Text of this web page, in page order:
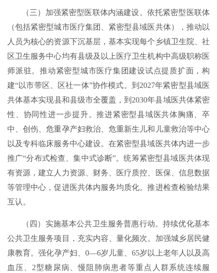
（三）加强紧密型医联体内涵建设。依托紧密型医联体
（包括紧密型城市医疗集团、紧密型县域医共体），推动以
人员为核心的资源下沉基层，基本实现每个乡镇卫生院、社
区卫生服务中心均有县级及以上医疗卫生机构中高级职称医
师派驻。推动紧密型城市医疗集团建设试点提质扩面，构
建“以市带区、区社一体”协作模式。到2027年紧密型县域医
共体基本实现县和县级市全覆盖，到2030年县域医共体紧密
性、协同性进一步提升。推进紧密型县域医共体胸痛、卒
中、创伤、危重孕产妇救治、危重新生儿和儿童救治等中心
以及专科临床服务中心建设。在紧密型县域医共体内进一步
推广“分布式检查、集中式诊断”。统筹紧密型县域医共体现
有资源，建立人力资源、财务、医疗质控、医保、信息数据
等管理中心，促进医共体内服务均质化。推进检查检验结果
互认。
（四）实施基本公共卫生服务普惠行动。持续优化基本
公共卫生服务项目，充实内容、量化频次。加强城乡居民健
康教育。强化孕产妇、0—6岁儿童、65岁以上老年人以及高
血压、2型糖尿病、慢阻肺病患者等重点人群系统连续服